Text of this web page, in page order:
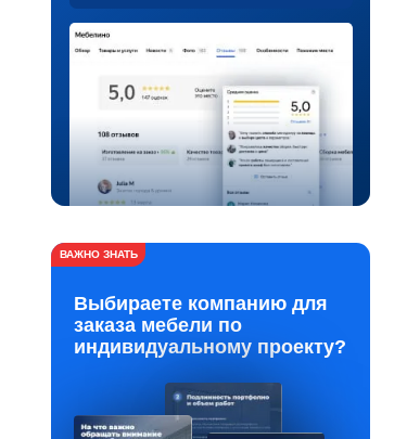
ВАЖНО ЗНАТЬ
Выбираете компанию для
заказа мебели по
индивидуальному проекту?